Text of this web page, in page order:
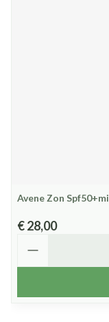
Avene Zon
€ 28,00